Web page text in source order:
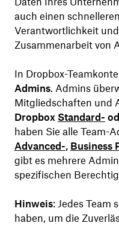
auch einen
Verantwortlichkeit
Zusammenarbeit von
In Dropbox-
Admins. Admins
Mitgliedschaften und
Dropbox Standard-
haben Sie alle Team-
Advanced-, Business
gibt es mehrere
spezifischen
Hinweis: Jedes Team
haben, um die